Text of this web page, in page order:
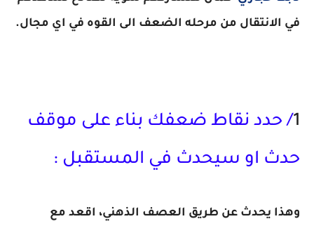
في الانتقال من مرحله الضعف الى القوه في اي مجال.
1/ حدد نقاط ضعفك بناء على موقف
حدث او سيحدث في المستقبل :
وهذا يحدث عن طريق العصف الذهني، اقعد مع